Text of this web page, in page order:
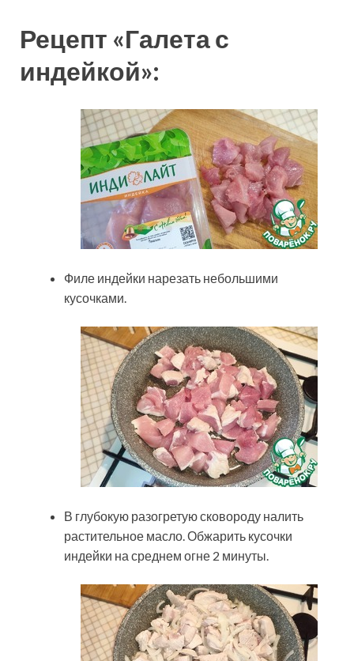
Рецепт «Галета с
индейкой»:
Филе индейки нарезать небольшими
кусочками.
В глубокую разогретую сковороду налить
растительное масло. Обжарить кусочки
индейки на среднем огне 2 минуты.